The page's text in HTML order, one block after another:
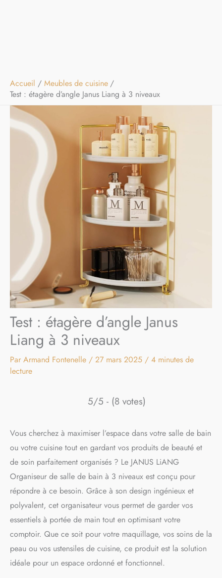
Accueil
Meubles de cuisine
Test : étagère d’angle Janus Liang à 3 niveaux
Test : étagère d’angle Janus
Liang à 3 niveaux
Par Armand Fontenelle / 27 mars 2025 / 4 minutes de
lecture
5/5 - (8 votes)
Vous cherchez à maximiser l’espace dans votre salle de bain
ou votre cuisine tout en gardant vos produits de beauté et
de soin parfaitement organisés ? Le JANUS LiANG
Organiseur de salle de bain à 3 niveaux est conçu pour
répondre à ce besoin. Grâce à son design ingénieux et
polyvalent, cet organisateur vous permet de garder vos
essentiels à portée de main tout en optimisant votre
comptoir. Que ce soit pour votre maquillage, vos soins de la
peau ou vos ustensiles de cuisine, ce produit est la solution
idéale pour un espace ordonné et fonctionnel.